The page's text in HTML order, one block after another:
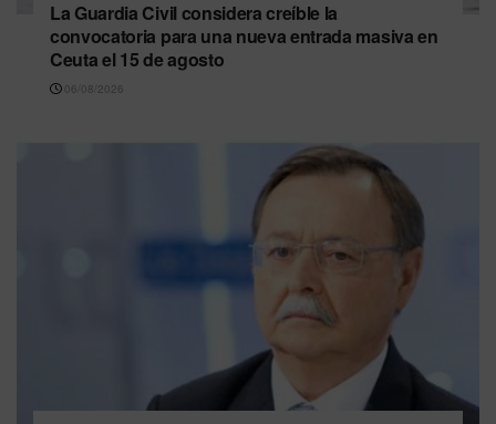
La Guardia Civil considera creíble la
convocatoria para una nueva entrada masiva en
Ceuta el 15 de agosto
06/08/2026